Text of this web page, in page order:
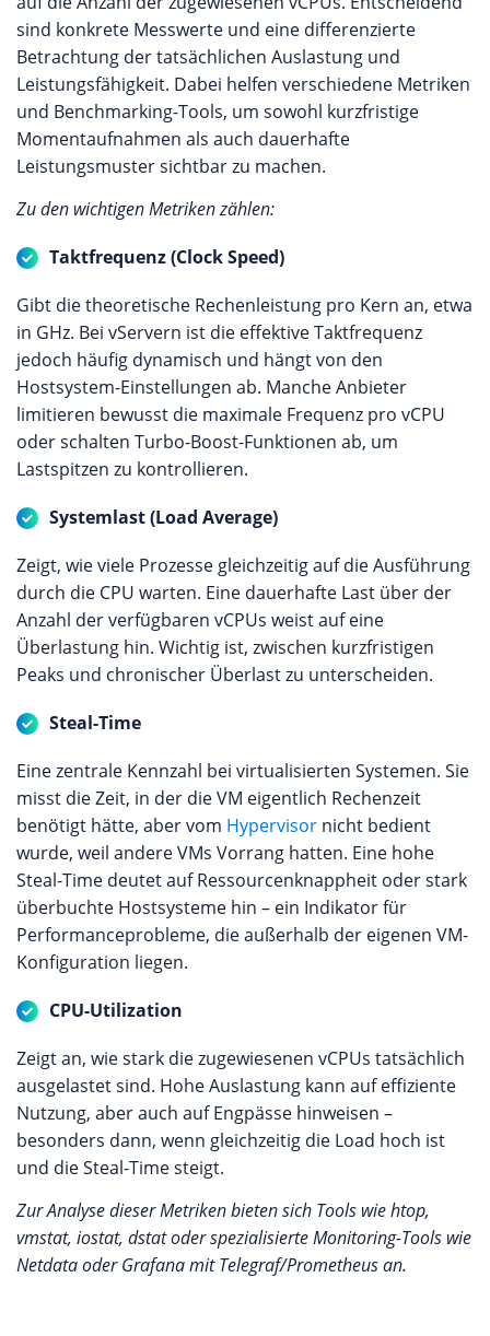
sind konkrete Messwerte und eine differenzierte
Betrachtung der tatsächlichen Auslastung und
Leistungsfähigkeit. Dabei helfen verschiedene Metriken
und Benchmarking-Tools, um sowohl kurzfristige
Momentaufnahmen als auch dauerhafte
Leistungsmuster sichtbar zu machen.
Zu den wichtigen Metriken zählen:
Taktfrequenz (Clock Speed)
Gibt die theoretische Rechenleistung pro Kern an, etwa
in GHz. Bei vServern ist die effektive Taktfrequenz
jedoch häufig dynamisch und hängt von den
Hostsystem-Einstellungen ab. Manche Anbieter
limitieren bewusst die maximale Frequenz pro vCPU
oder schalten Turbo-Boost-Funktionen ab, um
Lastspitzen zu kontrollieren.
Systemlast (Load Average)
Zeigt, wie viele Prozesse gleichzeitig auf die Ausführung
durch die CPU warten. Eine dauerhafte Last über der
Anzahl der verfügbaren vCPUs weist auf eine
Überlastung hin. Wichtig ist, zwischen kurzfristigen
Peaks und chronischer Überlast zu unterscheiden.
Steal-Time
Eine zentrale Kennzahl bei virtualisierten Systemen. Sie
misst die Zeit, in der die VM eigentlich Rechenzeit
benötigt hätte, aber vom Hypervisor nicht bedient
wurde, weil andere VMs Vorrang hatten. Eine hohe
Steal-Time deutet auf Ressourcenknappheit oder stark
überbuchte Hostsysteme hin – ein Indikator für
Performanceprobleme, die außerhalb der eigenen VM-
Konfiguration liegen.
CPU-Utilization
Zeigt an, wie stark die zugewiesenen vCPUs tatsächlich
ausgelastet sind. Hohe Auslastung kann auf effiziente
Nutzung, aber auch auf Engpässe hinweisen –
besonders dann, wenn gleichzeitig die Load hoch ist
und die Steal-Time steigt.
Zur Analyse dieser Metriken bieten sich Tools wie htop,
vmstat, iostat, dstat oder spezialisierte Monitoring-Tools wie
Netdata oder Grafana mit Telegraf/Prometheus an.